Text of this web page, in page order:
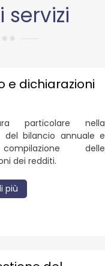
servizi
e dichiarazioni
particolare nella
del bilancio annuale e
delle
dei redditi.
più